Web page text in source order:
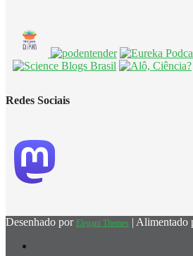
Redes Sociais
Desenhado por Elegant Themes | Alimentado